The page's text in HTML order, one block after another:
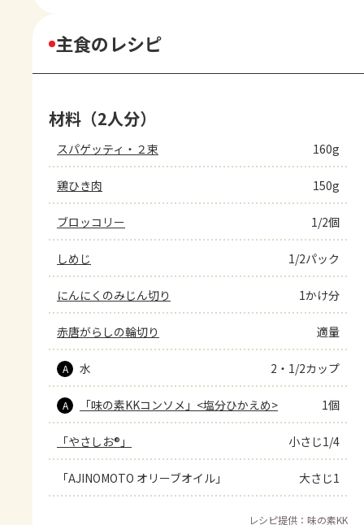
主食のレシピ
材料（2人分）
スパゲッティ・２束 160g
鶏ひき肉 150g
ブロッコリー 1/2個
しめじ 1/2パック
にんにくのみじん切り 1かけ分
赤唐がらしの輪切り 適量
A 水 2・1/2カップ
A 「味の素KKコンソメ」<塩分ひかえめ> 1個
「やさしお®」 小さじ1/4
「AJINOMOTO オリーブオイル」 大さじ1
レシピ提供：味の素KK